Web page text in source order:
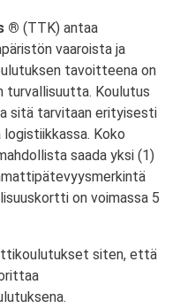
® (TTK) antaa
vaaroista ja
tavoitteena on
turvallisuutta. Koulutus
sitä tarvitaan erityisesti
Koko
saada yksi (1)
on voimassa 5
siten, että